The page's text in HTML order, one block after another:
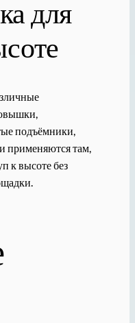
для
подъёмники,
там,
к высоте без